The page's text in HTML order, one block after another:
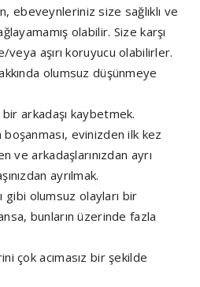
ebeveynleriniz size sağlıklı ve
olabilir. Size karşı
aşırı koruyucu olabilirler.
olumsuz düşünmeye
arkadaşı kaybetmek.
boşanması, evinizden ilk kez
ve arkadaşlarınızdan ayrı
ayrılmak.
gibi olumsuz olayları bir
bunların üzerinde fazla
çok acımasız bir şekilde